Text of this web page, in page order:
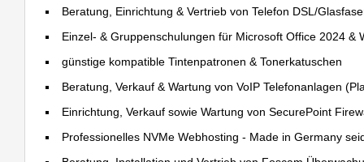
Beratung, Einrichtung & Vertrieb von Telefon DSL/
Einzel- & Gruppenschulungen für Microsoft Office 2024 &
günstige kompatible Tintenpatronen & Tonerkatuschen
Beratung, Verkauf & Wartung von VoIP Telefonanlagen
Einrichtung, Verkauf sowie Wartung von SecurePoint
Professionelles NVMe Webhosting - Made in Germany